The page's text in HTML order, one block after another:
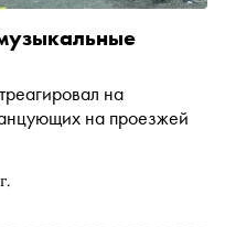
на
на проезжей